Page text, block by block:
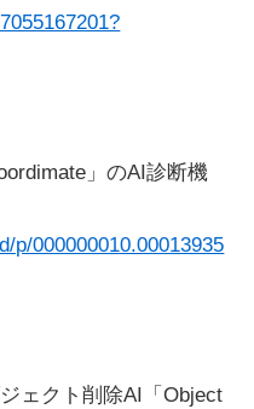
」のAI診断機
p/000000010.00013935
ェクト削除AI「Object